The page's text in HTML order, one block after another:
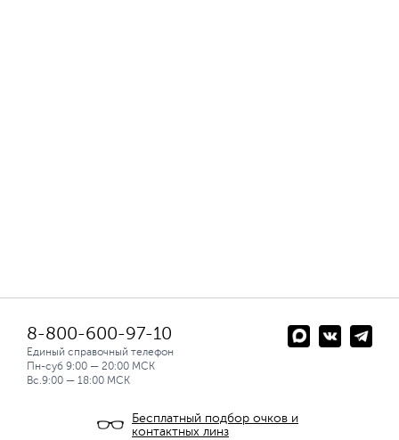
8-800-600-97-10
Единый справочный телефон
Пн-суб 9:00 — 20:00 МСК
Вс.9:00 — 18:00 МСК
Бесплатный подбор очков и
контактных линз